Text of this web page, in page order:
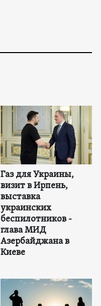
Газ для Украины,
визит в Ирпень,
выставка
украинских
беспилотников -
глава МИД
Азербайджана в
Киеве